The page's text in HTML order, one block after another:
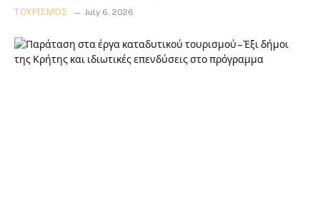
ΤΟΥΡΙΣΜΌΣ July 6, 2026